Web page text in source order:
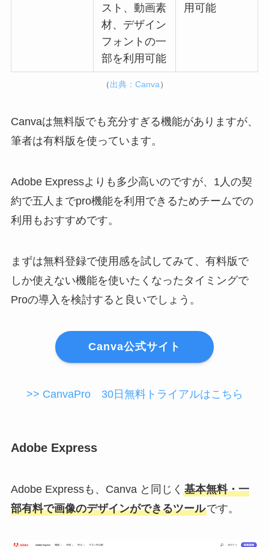
スト、動画素
材、デザイン
フォントの一
部を利用可能
用可能
（出典：Canva）
Canvaは無料版でも充分すぎる機能がありますが、
筆者は有料版を使っています。
Adobe Expressよりも多少高いのですが、1人の契
約で五人までpro機能を利用できるためチームでの
利用もおすすめです。
まずは無料登録で使用感を試してみて、有料版で
しか使えない機能を使いたくなったタイミングで
Proの導入を検討すると良いでしょう。
Canva公式サイト
>> CanvaPro 30日無料トライアルはこちら
Adobe Express
Adobe Expressも、Canva と同じく 基本無料・一
部有料で画像のデザインができるツールです。